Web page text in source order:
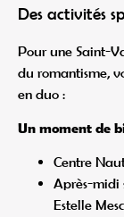
Des activités
Pour une Saint-
du romantisme,
en duo :
Un moment de
Centre
Après-midi
Estelle